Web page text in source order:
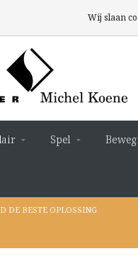
Spel
DE BESTE OPLOSSING
Wij slaan